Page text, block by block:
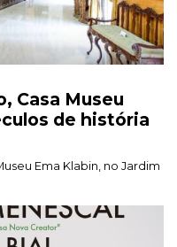
Casa Museu
de história
Ema Klabin, no Jardim